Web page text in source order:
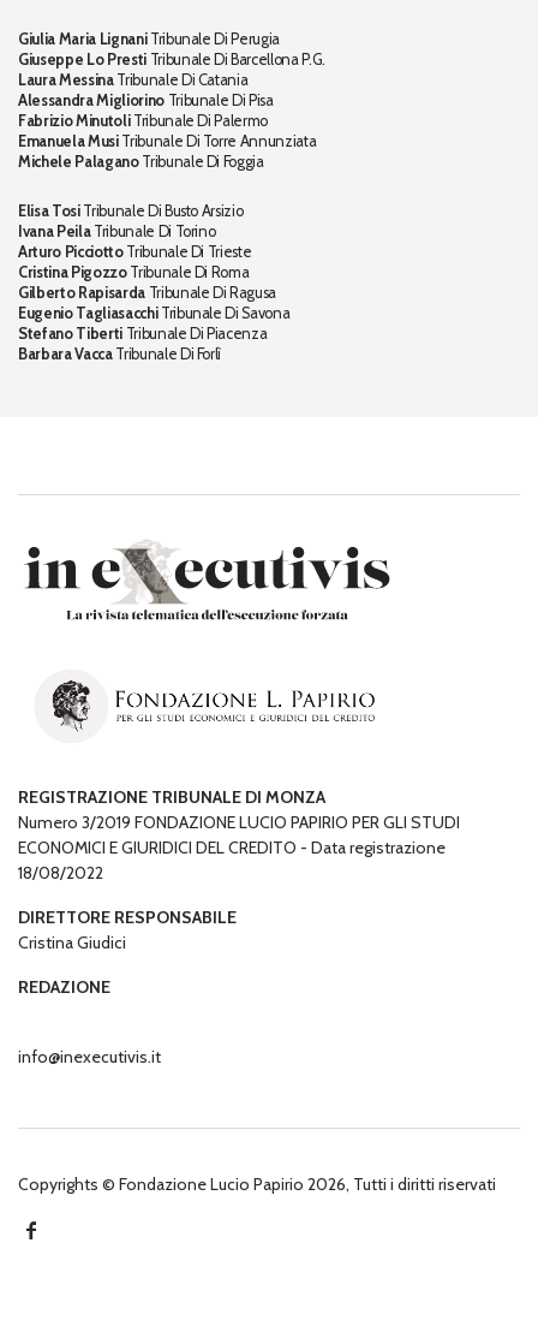
Giulia Maria LignaniTribunale Di Perugia
Giuseppe Lo PrestiTribunale Di Barcellona P.G.
Laura MessinaTribunale Di Catania
Alessandra MigliorinoTribunale Di Pisa
Fabrizio MinutoliTribunale Di Palermo
Emanuela MusiTribunale Di Torre Annunziata
Michele PalaganoTribunale Di Foggia
Elisa TosiTribunale Di Busto Arsizio
Ivana PeilaTribunale Di Torino
Arturo PicciottoTribunale Di Trieste
Cristina PigozzoTribunale Di Roma
Gilberto RapisardaTribunale Di Ragusa
Eugenio TagliasacchiTribunale Di Savona
Stefano TibertiTribunale Di Piacenza
Barbara VaccaTribunale Di Forlì
REGISTRAZIONE TRIBUNALE DI MONZA
Numero 3/2019 FONDAZIONE LUCIO PAPIRIO PER GLI STUDI
ECONOMICI E GIURIDICI DEL CREDITO - Data registrazione
18/08/2022
DIRETTORE RESPONSABILE
Cristina Giudici
REDAZIONE
info@inexecutivis.it
Copyrights © Fondazione Lucio Papirio 2026, Tutti i diritti riservati